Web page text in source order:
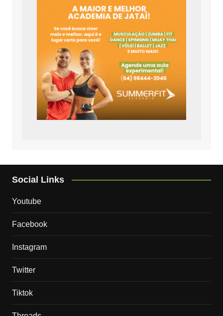
Social Links
Youtube
Facebook
Instagram
Twitter
Tiktok